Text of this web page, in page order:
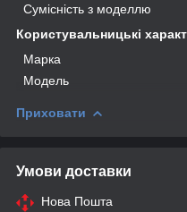
Сумісність з моделлю
Користувальницькі
Марка
Модель
Приховати
Умови доставки
Нова Пошта